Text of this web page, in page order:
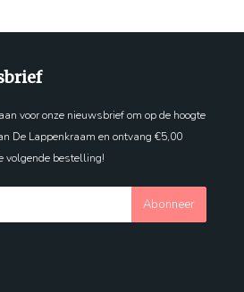
voor onze nieuwsbrief om op de hoogte
De Lappenkraam en ontvang €5,00
volgende bestelling!
Abonneer